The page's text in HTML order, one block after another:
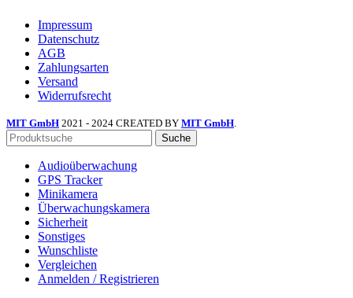
Impressum
Datenschutz
AGB
Zahlungsarten
Versand
Widerrufsrecht
MIT GmbH 2021 - 2024 CREATED BY MIT GmbH.
Suche
Audioüberwachung
GPS Tracker
Minikamera
Überwachungskamera
Sicherheit
Sonstiges
Wunschliste
Vergleichen
Anmelden / Registrieren